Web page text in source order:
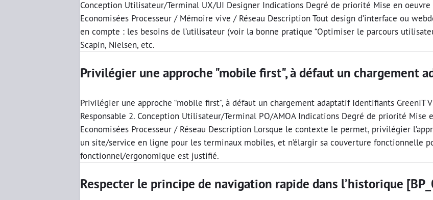
Conception Utilisateur/Terminal UX/UI Designer Indications Degré de priorité Mise en
Economisées Processeur / Mémoire vive / Réseau Description Tout design d’interface ou
en compte : les besoins de l’utilisateur (voir la bonne pratique “Optimiser le parcours
Scapin, Nielsen, etc.
Privilégier une approche "mobile first", à défaut un chargement
Privilégier une approche “mobile first”, à défaut un chargement adaptatif Identifiants GreenIT
Responsable 2. Conception Utilisateur/Terminal PO/AMOA Indications Degré de priorité Mise
Economisées Processeur / Réseau Description Lorsque le contexte le permet, privilégier
un site/service en ligne pour les terminaux mobiles, et n’élargir sa couverture fonctionnelle
fonctionnel/ergonomique est justifié.
Respecter le principe de navigation rapide dans l’historique